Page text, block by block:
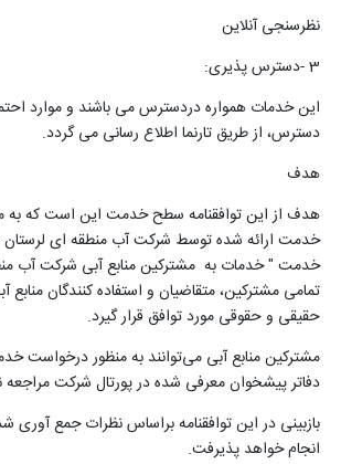
نظرسنجی آنلاین
3
-دسترس پذیری:
این خدمات همواره دردسترس می باشند و موارد
دسترس، از طریق تارنما اطلاع رسانی می گردد.
هدف
هدف از این توافقنامه سطح خدمت این است که به
خدمت ارائه شده توسط شرکت­ آب منطقه ای لرستان
خدمت " خدمات به مشترکین منابع آبی شرکت آب
تمامی مشترکین، متقاضیان و استفاده کنندگان
حقیقی و حقوقی مورد توافق قرار گیرد.
مشترکین منابع آبی می‌توانند به منظور درخواست
دفاتر پیشخوان معرفی شده در پورتال شرکت مراجعه
بازبینی در این توافقنامه براساس نظرات جمع آوری
انجام خواهد پذیرفت.